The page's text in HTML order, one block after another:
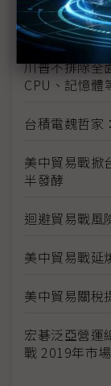
G20川習會前
策
川普不排除
CPU、記憶體
台積電魏哲家
美中貿易戰
半發酵
迴避貿易戰
美中貿易戰
美中貿易關
宏碁泛亞營運
戰 2019年市